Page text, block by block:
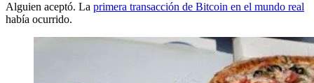
Alguien aceptó. La primera transacción de Bitcoin en el mundo real
había ocurrido.